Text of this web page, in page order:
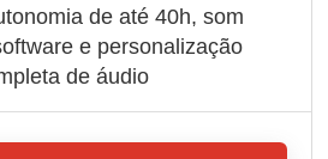
de até 40h, som
e personalização
de áudio